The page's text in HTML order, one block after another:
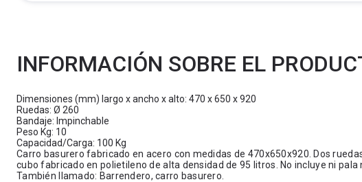
INFORMACIÓN SOBRE EL
Dimensiones (mm) largo x ancho x alto: 470 x 650 x 920
Ruedas: Ø 260
Bandaje: Impinchable
Peso Kg: 10
Capacidad/Carga: 100 Kg
Carro basurero fabricado en acero con medidas de 470x650x920. Dos
cubo fabricado en polietileno de alta densidad de 95 litros. No incluye ni pala
También llamado: Barrendero, carro basurero.